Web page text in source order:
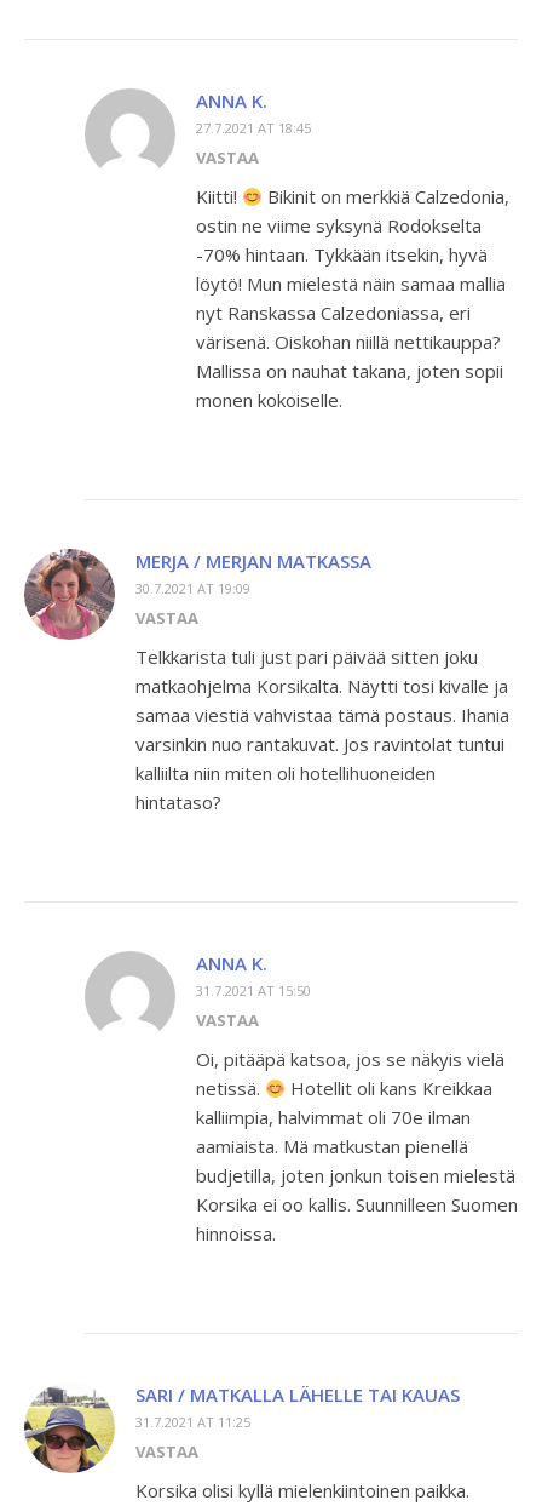
ANNA K.
27.7.2021 AT 18:45
VASTAA
Kiitti!
Bikinit on merkkiä Calzedonia,
ostin ne viime syksynä Rodokselta
-70% hintaan. Tykkään itsekin, hyvä
löytö! Mun mielestä näin samaa mallia
nyt Ranskassa Calzedoniassa, eri
värisenä. Oiskohan niillä nettikauppa?
Mallissa on nauhat takana, joten sopii
monen kokoiselle.
MERJA / MERJAN MATKASSA
30.7.2021 AT 19:09
VASTAA
Telkkarista tuli just pari päivää sitten joku
matkaohjelma Korsikalta. Näytti tosi kivalle ja
samaa viestiä vahvistaa tämä postaus. Ihania
varsinkin nuo rantakuvat. Jos ravintolat tuntui
kalliilta niin miten oli hotellihuoneiden
hintataso?
ANNA K.
31.7.2021 AT 15:50
VASTAA
Oi, pitääpä katsoa, jos se näkyis vielä
netissä.
Hotellit oli kans Kreikkaa
kalliimpia, halvimmat oli 70e ilman
aamiaista. Mä matkustan pienellä
budjetilla, joten jonkun toisen mielestä
Korsika ei oo kallis. Suunnilleen Suomen
hinnoissa.
SARI / MATKALLA LÄHELLE TAI KAUAS
31.7.2021 AT 11:25
VASTAA
Korsika olisi kyllä mielenkiintoinen paikka.